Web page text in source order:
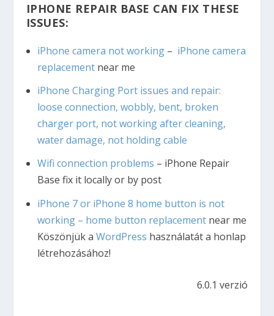
IPHONE REPAIR BASE CAN FIX THESE
ISSUES:
iPhone camera not working– iPhone camera
replacementnear me
iPhone Charging Port issues and repair:
loose connection, wobbly, bent, broken
charger port, not working after cleaning,
water damage, not holding cable
Wifi connection problems – iPhone Repair
Base fix it locally or by post
iPhone 7 or iPhone 8 home button is not
working – home button replacementnear me
Köszönjük a WordPress használatát a honlap
létrehozásához!
6.0.1 verzió